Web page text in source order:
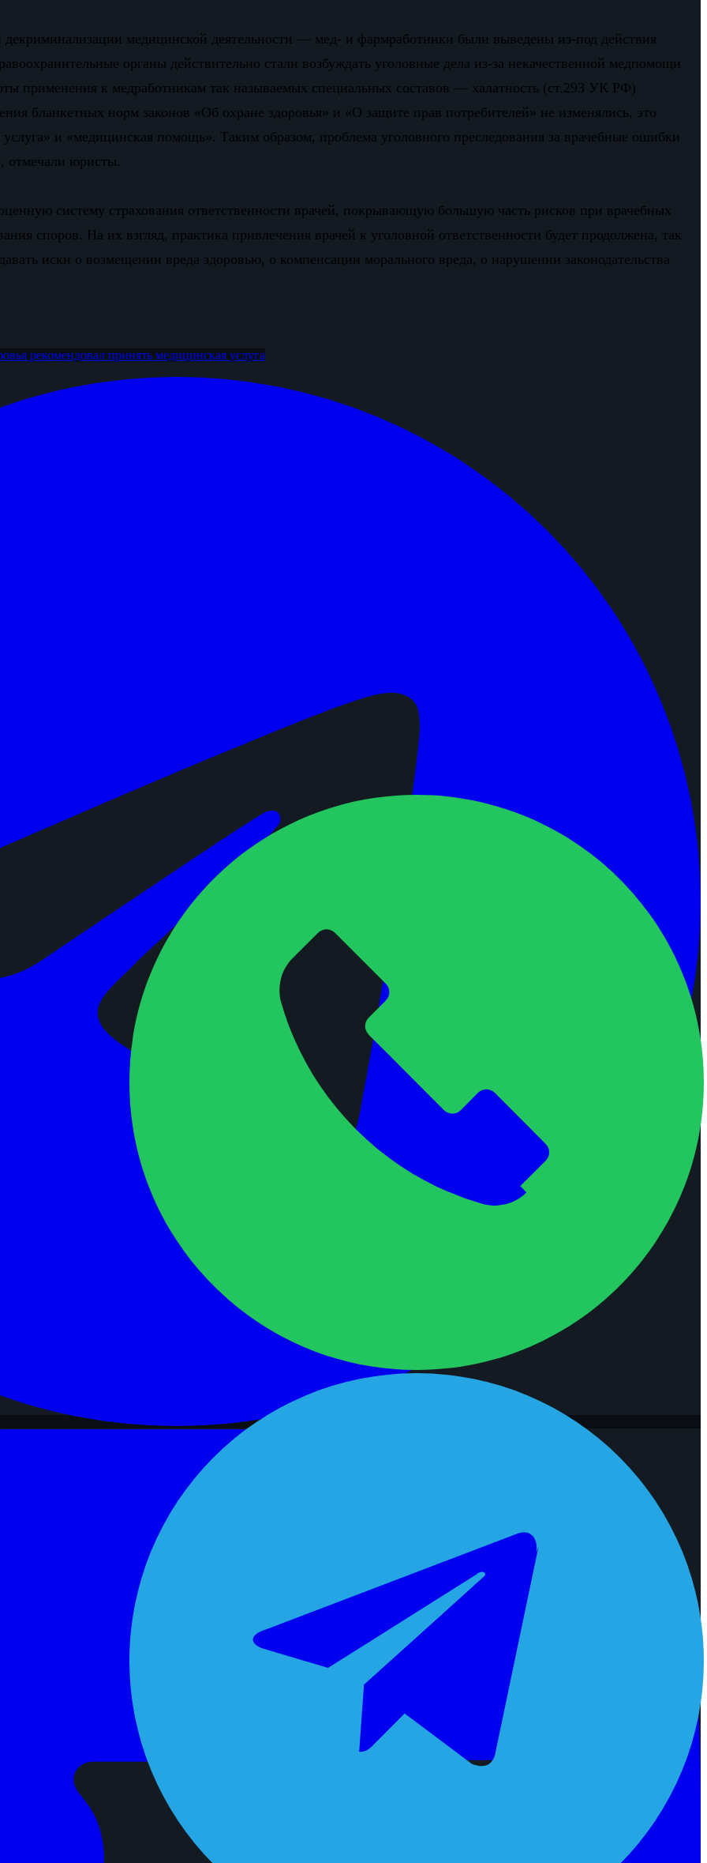
медицинской деятельности — мед- и фармработники были выведены из-под действия
органы действительно стали возбуждать уголовные дела из-за некачественной медпомощи
применения к медработникам так называемых специальных составов — халатность (ст.293 УК РФ)
бланкетных норм законов «Об охране здоровья» и «О защите прав потребителей» не изменялись, это
и «медицинская помощь». Таким образом, проблема уголовного преследования за врачебные ошибки
отмечали юристы.
систему страхования ответственности врачей, покрывающую большую часть рисков при врачебных
споров. На их взгляд, практика привлечения врачей к уголовной ответственности будет продолжена, так
иски о возмещении вреда здоровью, о компенсации морального вреда, о нарушении законодательства
рекомендовал принять медицинская услуга